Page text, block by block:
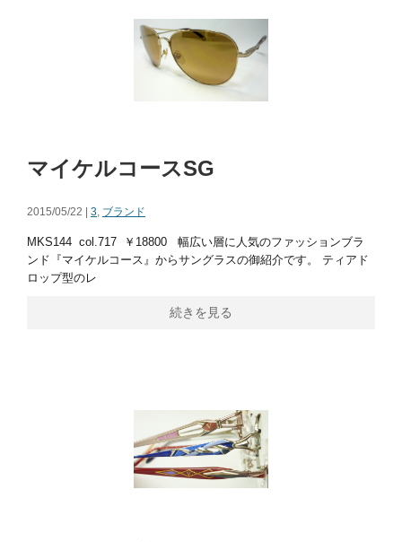
マイケルコースSG
2015/05/22 | 3, ブランド
MKS144 col.717 ￥18800 幅広い層に人気のファッションブラ
ンド『マイケルコース』からサングラスの御紹介です。 ティアド
ロップ型のレ
続きを見る